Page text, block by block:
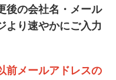
後の会社名・メール
より速やかにご入力
前メールアドレスの